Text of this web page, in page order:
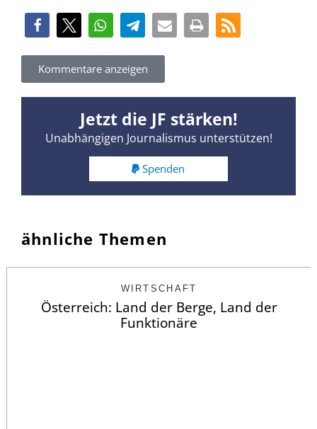
Kommentare anzeigen
Jetzt die JF stärken!
Unabhängigen Journalismus unterstützen!
Spenden
ähnliche Themen
WIRTSCHAFT
Österreich: Land der Berge, Land der
Funktionäre